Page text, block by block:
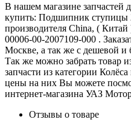
В нашем магазине
купить: Подшипник ступицы
производителя China, (
00006-00-2007109-000 .
Москве, а так же с дешевой и
Так же можно забрать товар
запчасти из категории
цены на них Вы можете
интернет-магазина УАЗ
Отзывы о товаре